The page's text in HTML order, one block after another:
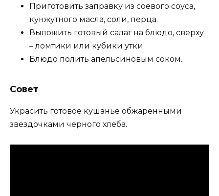
Приготовить заправку из соевого соуса,
кунжутного масла, соли, перца.
Выложить готовый салат на блюдо, сверху
– ломтики или кубики утки.
Блюдо полить апельсиновым соком.
Совет
Украсить готовое кушанье обжаренными
звездочками черного хлеба.